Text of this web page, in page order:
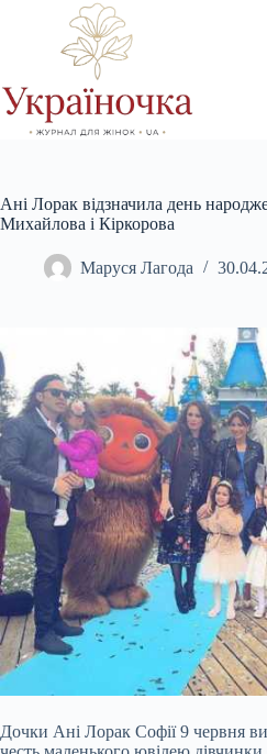
Ані Лорак відзначила день
Михайлова і Кіркорова
Маруся Лагода
Дочки Ані Лорак Софії 9 червня